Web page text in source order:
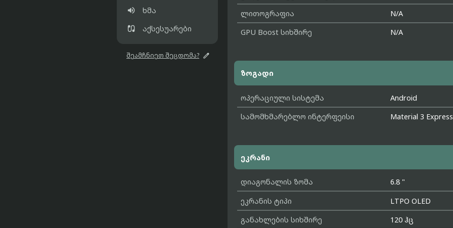
 ხმა
 აქსესუარები
შეამჩნიეთ შეცდომა? 
ლითოგრაფია
N/A
GPU Boost სიხშირე
N/A
ზოგადი
ოპერაციული სისტემა
Android
სამომხმარებლო ინტერფეისი
Material 3
ეკრანი
დიაგონალის ზომა
6.8 "
ეკრანის ტიპი
LTPO OLED
განახლების სიხშირე
120 ჰც